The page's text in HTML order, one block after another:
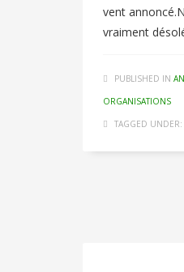
vent
vraiment
PUBLISHED IN
ORGANISATIONS
TAGGED UNDER: